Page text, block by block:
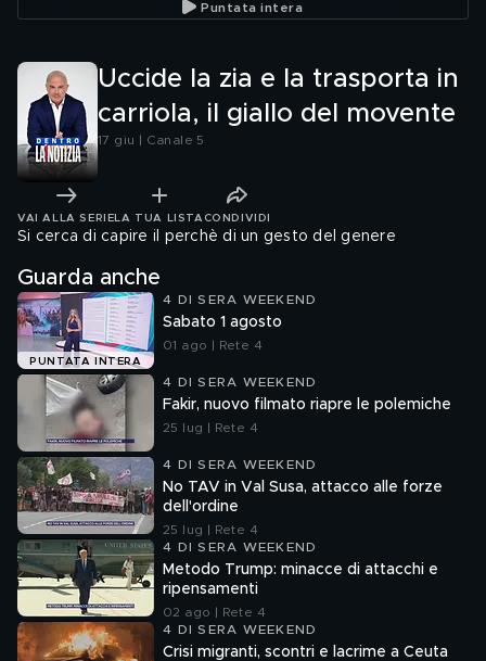
Puntata intera
Uccide la zia e la trasporta in
carriola, il giallo del movente
17 giu | Canale 5
VAI ALLA SERIE LA TUA LISTA CONDIVIDI
Si cerca di capire il perchè di un gesto del genere
Guarda anche
PUNTATA INTERA
4 DI SERA WEEKEND
Sabato 1 agosto
01 ago | Rete 4
4 DI SERA WEEKEND
Fakir, nuovo filmato riapre le polemiche
25 lug | Rete 4
4 DI SERA WEEKEND
No TAV in Val Susa, attacco alle forze
dell'ordine
25 lug | Rete 4
4 DI SERA WEEKEND
Metodo Trump: minacce di attacchi e
ripensamenti
02 ago | Rete 4
4 DI SERA WEEKEND
Crisi migranti, scontri e lacrime a Ceuta